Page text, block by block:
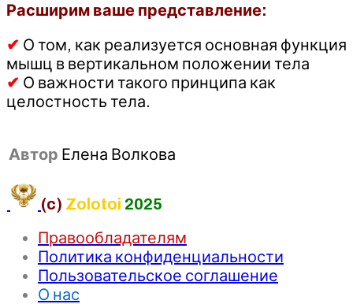
Расширим ваше представление:
✔ О том, как реализуется основная функция
мышц в вертикальном положении тела
✔ О важности такого принципа как
целостность тела.
Автор Елена Волкова
(c) Zolotoi 2025
Правообладателям
Политика конфиденциальности
Пользовательское соглашение
О нас